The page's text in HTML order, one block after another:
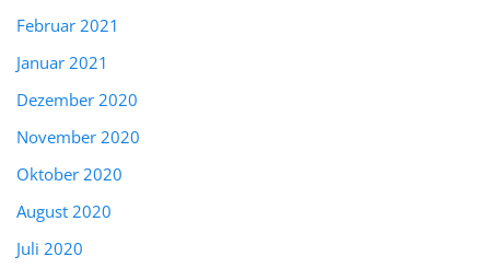
Februar 2021
Januar 2021
Dezember 2020
November 2020
Oktober 2020
August 2020
Juli 2020